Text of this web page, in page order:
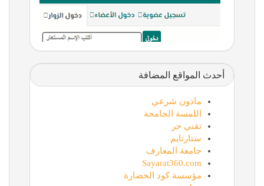
أحدث المواقع المضافة
ماذون شرعي
اللمسة الجامحة
تقني حر
ستارتايم
جامعة المعارف
Sayarat360.com
مؤسسة كود الحضارة